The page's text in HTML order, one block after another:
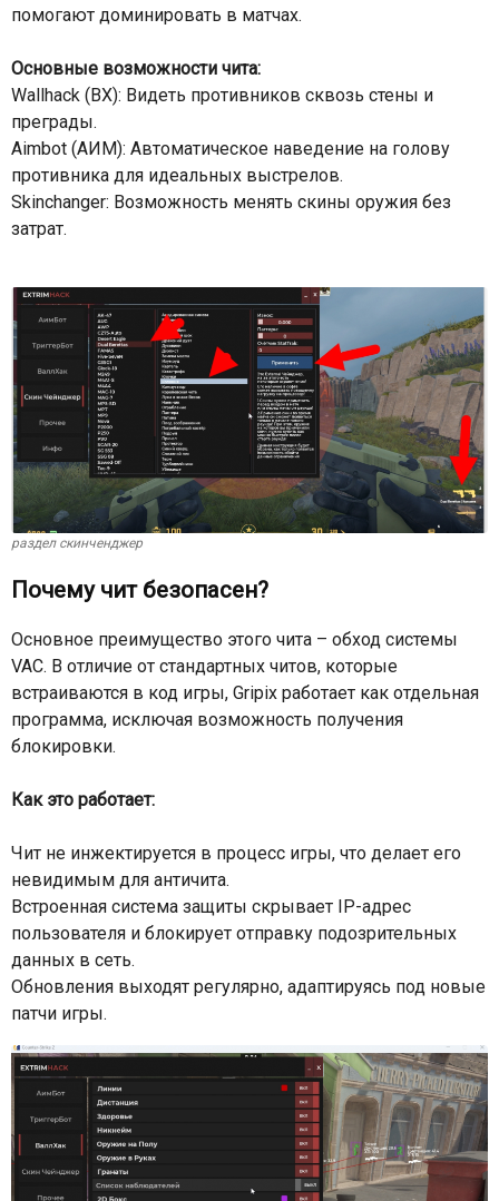
помогают доминировать в матчах.
Основные возможности чита:
Wallhack (ВХ): Видеть противников сквозь стены и
преграды.
Aimbot (АИМ): Автоматическое наведение на голову
противника для идеальных выстрелов.
Skinchanger: Возможность менять скины оружия без
затрат.
раздел скинченджер
Почему чит безопасен?
Основное преимущество этого чита – обход системы
VAC. В отличие от стандартных читов, которые
встраиваются в код игры, Gripix работает как отдельная
программа, исключая возможность получения
блокировки.
Как это работает:
Чит не инжектируется в процесс игры, что делает его
невидимым для античита.
Встроенная система защиты скрывает IP-адрес
пользователя и блокирует отправку подозрительных
данных в сеть.
Обновления выходят регулярно, адаптируясь под новые
патчи игры.